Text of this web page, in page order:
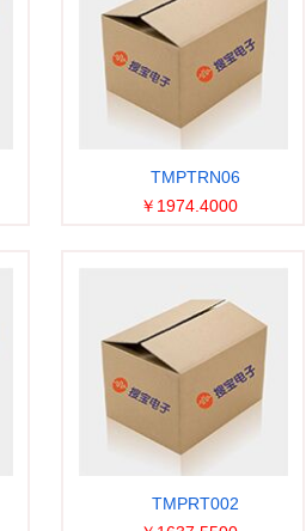
TMPTRN06
￥1974.4000
TMPRT002